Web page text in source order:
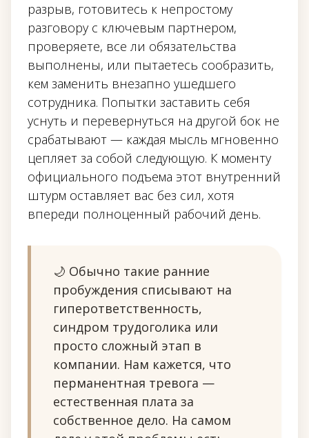
разрыв, готовитесь к непростому
разговору с ключевым партнером,
проверяете, все ли обязательства
выполнены, или пытаетесь сообразить,
кем заменить внезапно ушедшего
сотрудника. Попытки заставить себя
уснуть и перевернуться на другой бок не
срабатывают — каждая мысль мгновенно
цепляет за собой следующую. К моменту
официального подъема этот внутренний
штурм оставляет вас без сил, хотя
впереди полноценный рабочий день.
🌙 Обычно такие ранние
пробуждения списывают на
гиперответственность,
синдром трудоголика или
просто сложный этап в
компании. Нам кажется, что
перманентная тревога —
естественная плата за
собственное дело. На самом